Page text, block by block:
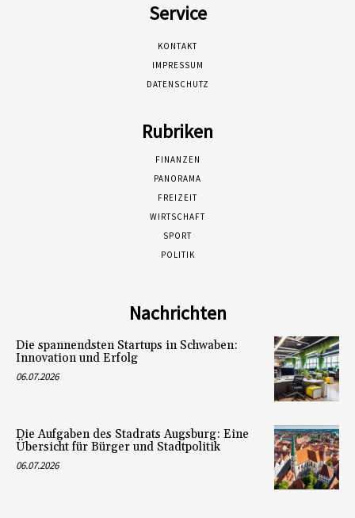
Service
KONTAKT
IMPRESSUM
DATENSCHUTZ
Rubriken
FINANZEN
PANORAMA
FREIZEIT
WIRTSCHAFT
SPORT
POLITIK
Nachrichten
Die spannendsten Startups in Schwaben:
Innovation und Erfolg
06.07.2026
Die Aufgaben des Stadrats Augsburg: Eine
Übersicht für Bürger und Stadtpolitik
06.07.2026